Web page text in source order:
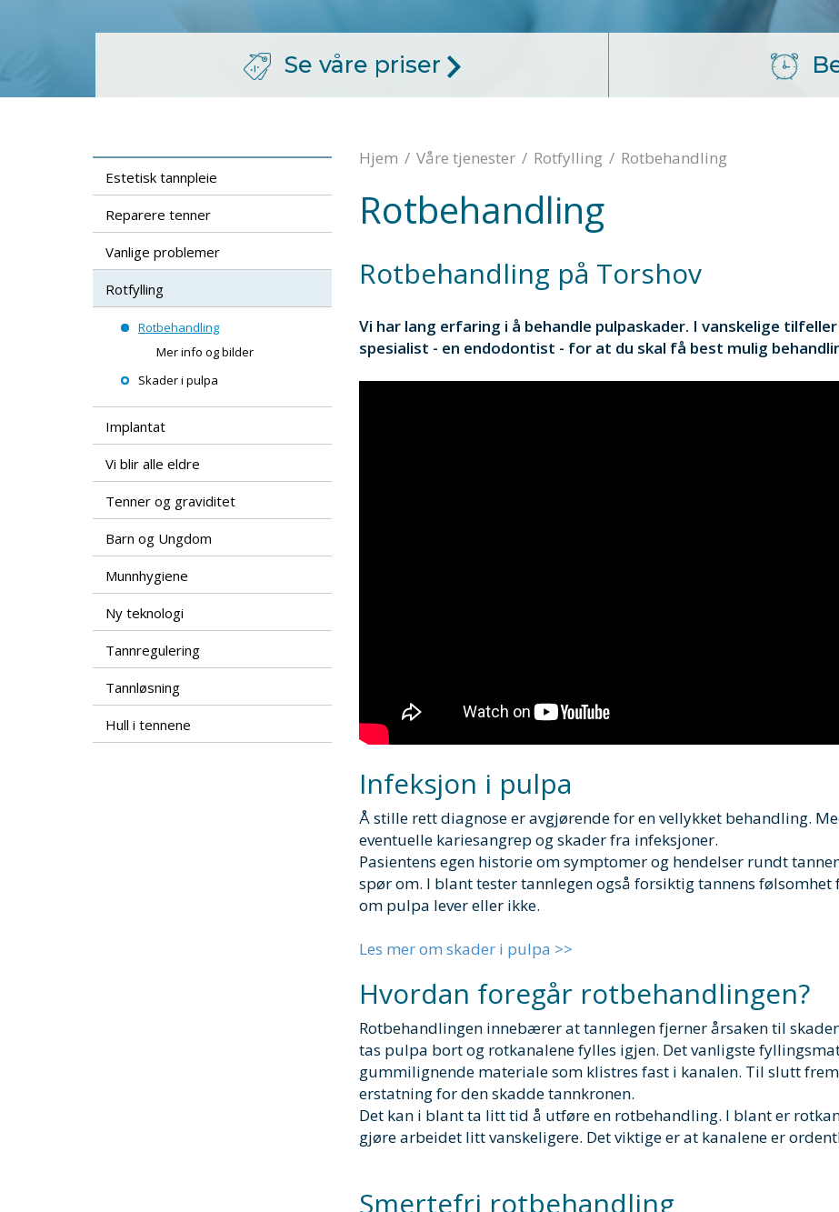
Se våre priser
Estetisk tannpleie
Reparere tenner
Vanlige problemer
Rotfylling
Rotbehandling
Mer info og bilder
Skader i pulpa
Implantat
Vi blir alle eldre
Tenner og graviditet
Barn og Ungdom
Munnhygiene
Ny teknologi
Tannregulering
Tannløsning
Hull i tennene
Hjem / Våre tjenester / Rotfylling / Rotbehandling
Rotbehandling
Rotbehandling på Torshov
Vi har lang erfaring i å behandle pulpaskader. I vanskelige
spesialist - en endodontist - for at du skal få best mulig
Infeksjon i pulpa
Å stille rett diagnose er avgjørende for en vellykket behandling.
eventuelle kariesangrep og skader fra infeksjoner.
Pasientens egen historie om symptomer og hendelser rundt
spør om. I blant tester tannlegen også forsiktig tannens følsomhet
om pulpa lever eller ikke.
Les mer om skader i pulpa >>
Hvordan foregår rotbehandlingen?
Rotbehandlingen innebærer at tannlegen fjerner årsaken til
tas pulpa bort og rotkanalene fylles igjen. Det vanligste
gummilignende materiale som klistres fast i kanalen. Til slutt
erstatning for den skadde tannkronen.
Det kan i blant ta litt tid å utføre en rotbehandling. I blant er
gjøre arbeidet litt vanskeligere. Det viktige er at kanalene er
Smertefri rotbehandling